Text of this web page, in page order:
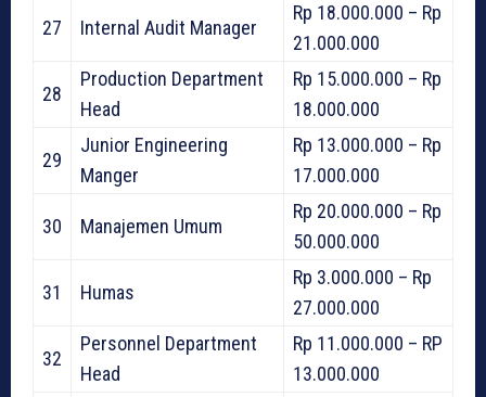
27 Internal Audit Manager
Rp 18.000.000 – Rp
21.000.000
28
Production Department
Head
Rp 15.000.000 – Rp
18.000.000
29
Junior Engineering
Manger
Rp 13.000.000 – Rp
17.000.000
30 Manajemen Umum
Rp 20.000.000 – Rp
50.000.000
31 Humas
Rp 3.000.000 – Rp
27.000.000
32
Personnel Department
Head
Rp 11.000.000 – RP
13.000.000